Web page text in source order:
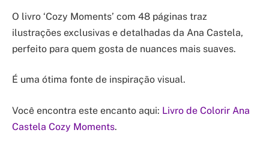
O livro ‘Cozy Moments’ com 48 páginas traz
ilustrações exclusivas e detalhadas da Ana Castela,
perfeito para quem gosta de nuances mais suaves.
É uma ótima fonte de inspiração visual.
Você encontra este encanto aqui: Livro de Colorir Ana
Castela Cozy Moments.